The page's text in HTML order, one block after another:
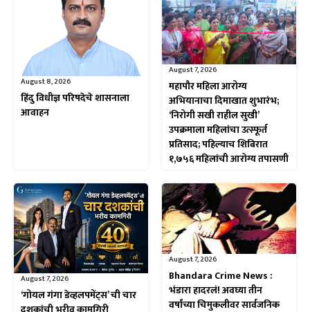
August 8, 2026
हिंदु विधीज्ञ परिषदेचे शासनाला
आवाहन
August 7, 2026
महापौर महिला आरोग्य
अभियानाचा दिमाखात शुभारंभ;
‘निरोगी सखी राहील सुखी’
उपक्रमाला महिलांचा उत्स्फूर्त
प्रतिसाद; पहिल्याच शिबिरात
१,७५६ महिलांची आरोग्य तपासणी
August 7, 2026
‘गोयल गंगा डेव्हलपमेंट्स’ ची चार
August 7, 2026
Bhandara Crime News :
भंडारा हादरलं! अवघ्या तीन
वर्षांच्या चिमुकलीवर सार्वजनिक